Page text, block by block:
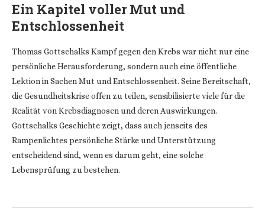
Ein Kapitel voller Mut und
Entschlossenheit
Thomas Gottschalks Kampf gegen den Krebs war nicht nur eine
persönliche Herausforderung, sondern auch eine öffentliche
Lektion in Sachen Mut und Entschlossenheit. Seine Bereitschaft,
die Gesundheitskrise offen zu teilen, sensibilisierte viele für die
Realität von Krebsdiagnosen und deren Auswirkungen.
Gottschalks Geschichte zeigt, dass auch jenseits des
Rampenlichtes persönliche Stärke und Unterstützung
entscheidend sind, wenn es darum geht, eine solche
Lebensprüfung zu bestehen.